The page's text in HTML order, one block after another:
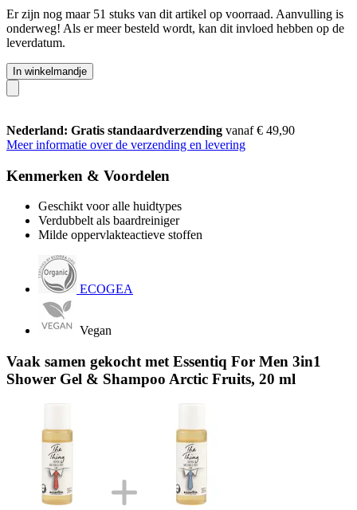
Er zijn nog maar 51 stuks van dit artikel op voorraad. Aanvulling is
onderweg! Als er meer besteld wordt, kan dit invloed hebben op de
leverdatum.
In winkelmandje
Nederland: Gratis standaardverzending vanaf € 49,90
Meer informatie over de verzending en levering
Kenmerken & Voordelen
Geschikt voor alle huidtypes
Verdubbelt als baardreiniger
Milde oppervlakteactieve stoffen
ECOGEA
Vegan
Vaak samen gekocht met Essentiq For Men 3in1
Shower Gel & Shampoo Arctic Fruits, 20 ml